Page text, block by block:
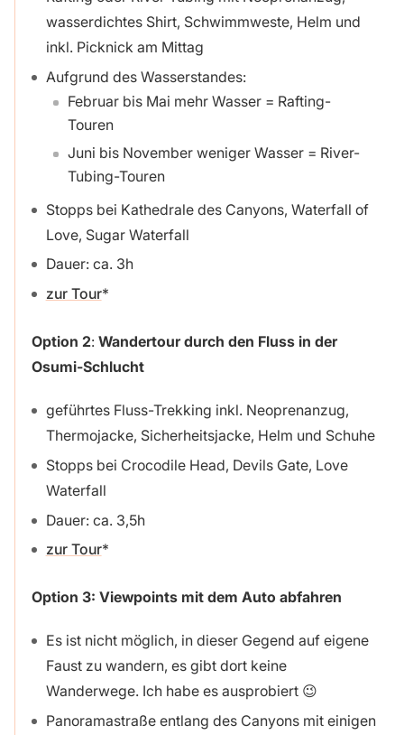
wasserdichtes Shirt, Schwimmweste, Helm und
inkl. Picknick am Mittag
Aufgrund des Wasserstandes:
Februar bis Mai mehr Wasser = Rafting-
Touren
Juni bis November weniger Wasser = River-
Tubing-Touren
Stopps bei Kathedrale des Canyons, Waterfall of
Love, Sugar Waterfall
Dauer: ca. 3h
zur Tour
Option 2: Wandertour durch den Fluss in der
Osumi-Schlucht
geführtes Fluss-Trekking inkl. Neoprenanzug,
Thermojacke, Sicherheitsjacke, Helm und Schuhe
Stopps bei Crocodile Head, Devils Gate, Love
Waterfall
Dauer: ca. 3,5h
zur Tour
Option 3: Viewpoints mit dem Auto abfahren
Es ist nicht möglich, in dieser Gegend auf eigene
Faust zu wandern, es gibt dort keine
Wanderwege. Ich habe es ausprobiert 😉
Panoramastraße entlang des Canyons mit einigen